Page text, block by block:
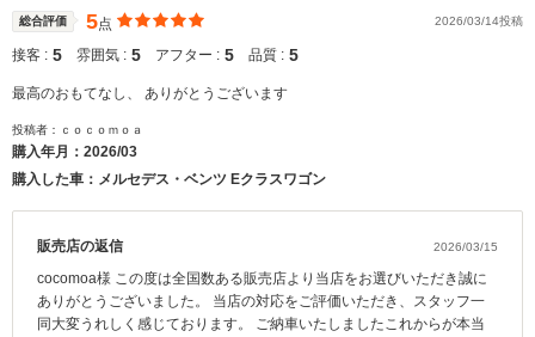
総合評価 5点 2026/03/14投稿
接客 : 5 雰囲気 : 5 アフター : 5 品質 : 5
最高のおもてなし、 ありがとうございます
投稿者：ｃｏｃｏｍｏａ
購入年月： 2026/03
購入した車：メルセデス・ベンツ Eクラスワゴン
販売店の返信 2026/03/15
cocomoa様 この度は全国数ある販売店より当店をお選びいただき誠に
ありがとうございました。 当店の対応をご評価いただき、スタッフ一
同大変うれしく感じております。 ご納車いたしましたこれからが本当